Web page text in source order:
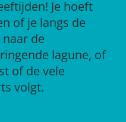
Je hoeft
of je langs de
de
lagune, of
of de vele
volgt.